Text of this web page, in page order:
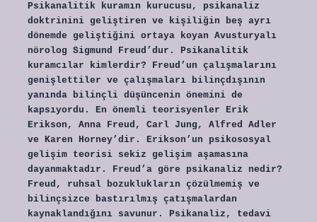
Psikanalitik kuramın kurucusu, psikanaliz
doktrinini geliştiren ve kişiliğin beş ayrı
dönemde geliştiğini ortaya koyan Avusturyalı
nörolog Sigmund Freud’dur. Psikanalitik
kuramcılar kimlerdir? Freud’un çalışmalarını
genişlettiler ve çalışmaları bilinçdışının
yanında bilinçli düşüncenin önemini de
kapsıyordu. En önemli teorisyenler Erik
Erikson, Anna Freud, Carl Jung, Alfred Adler
ve Karen Horney’dir. Erikson’un psikososyal
gelişim teorisi sekiz gelişim aşamasına
dayanmaktadır. Freud’a göre psikanaliz nedir?
Freud, ruhsal bozuklukların çözülmemiş ve
bilinçsizce bastırılmış çatışmalardan
kaynaklandığını savunur. Psikanaliz, tedavi